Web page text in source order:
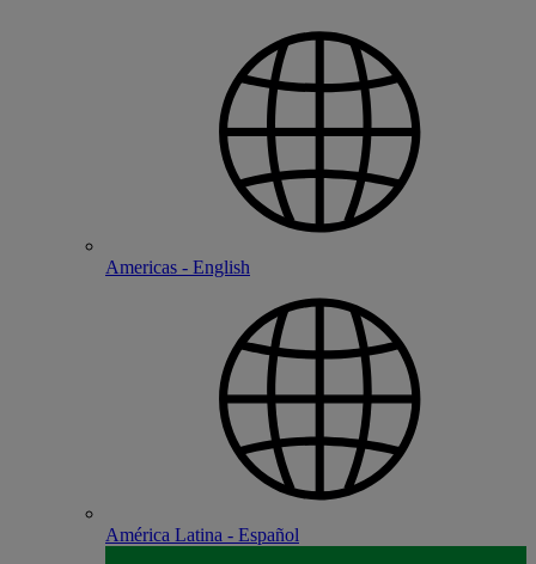
Americas - English
América Latina - Español